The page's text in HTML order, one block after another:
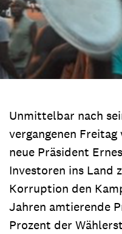
Unmittelbar nach
vergangenen
neue Präsident
Investoren ins Land
Korruption den
Jahren amtierende
Prozent der